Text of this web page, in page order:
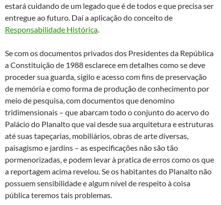
estará cuidando de um legado que é de todos e que precisa ser
entregue ao futuro. Daí a aplicação do conceito de
Responsabilidade Histórica.
Se com os documentos privados dos Presidentes da República
a Constituição de 1988 esclarece em detalhes como se deve
proceder sua guarda, sigilo e acesso com fins de preservação
de memória e como forma de produção de conhecimento por
meio de pesquisa, com documentos que denomino
tridimensionais – que abarcam todo o conjunto do acervo do
Palácio do Planalto que vai desde sua arquitetura e estruturas
até suas tapeçarias, mobiliários, obras de arte diversas,
paisagismo e jardins – as especificações não são tão
pormenorizadas, e podem levar à pratica de erros como os que
a reportagem acima revelou. Se os habitantes do Planalto não
possuem sensibilidade e algum nível de respeito à coisa
pública teremos tais problemas.